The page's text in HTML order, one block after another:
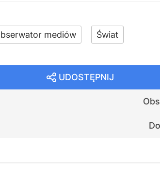
mediów Świat
UDOSTĘPNIJ